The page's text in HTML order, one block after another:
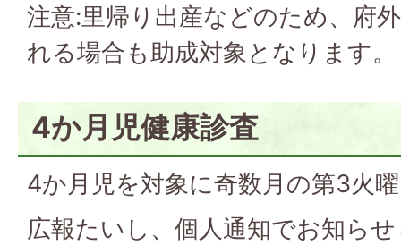
注意:里帰り出産などのため、府
れる場合も助成対象となります。
4か月児健康診査
4か月児を対象に奇数月の第3火
広報たいし、個人通知でお知ら